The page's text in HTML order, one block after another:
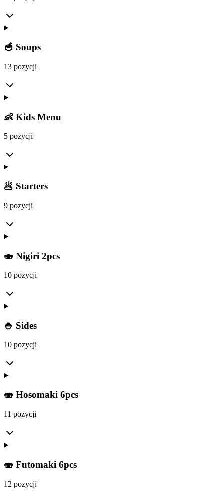
🥣 Soups
13 pozycji
👶 Kids Menu
5 pozycji
🥟 Starters
9 pozycji
🍣 Nigiri 2pcs
10 pozycji
🍚 Sides
10 pozycji
🍣 Hosomaki 6pcs
11 pozycji
🍣 Futomaki 6pcs
12 pozycji